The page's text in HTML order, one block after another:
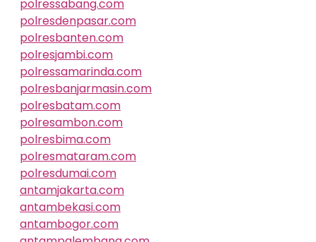
polressabang.com
polresdenpasar.com
polresbanten.com
polresjambi.com
polressamarinda.com
polresbanjarmasin.com
polresbatam.com
polresambon.com
polresbima.com
polresmataram.com
polresdumai.com
antamjakarta.com
antambekasi.com
antambogor.com